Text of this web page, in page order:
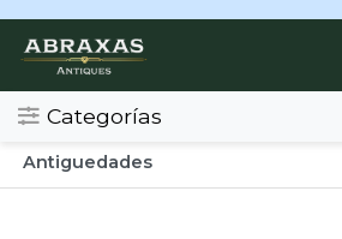
Categorías
Categorias
Todos
Antiguedades